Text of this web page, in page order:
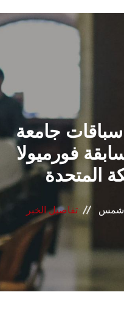
الرئيسيـة
القطاعـات
الشئون الأكاديمية
البحث العلمي
المراكز والوحدات
الأنظمة الذكية
جامعة
فورميولا
المتحدة
شمس تفاصيل الخبر